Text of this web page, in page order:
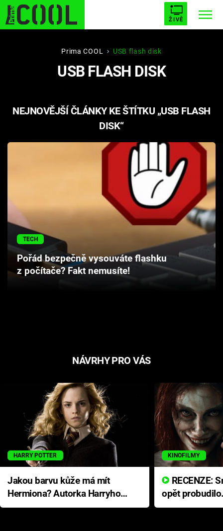
ŽIVĚ
STARHOUSE BUFFY, PŘEMOŽITELKA UPÍRŮ
PLNEJ KOTEL AVENGERS 5
Hry
Cool Esport
Pořady
Prima COOL USB flash disk
USB FLASH DISK
NEJNOVĚJŠÍ ČLÁNKY KE ŠTÍTKU „USB FLASH
DISK“
TECH
Pořád bezpečně vysouváte flashku
z počítače? Fakt nemusíte!
NÁVRHY PRO VÁS
HARRY POTTER
Jakou barvu kůže má mít
Hermiona? Autorka Harryho
Pottera přišla s ráznou
KINOFILMY
opět
přichází s